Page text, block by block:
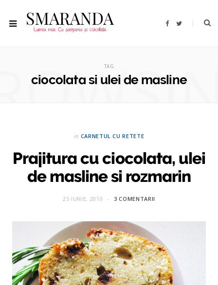
F
T
TAG
ciocolata si ulei de masline
in CARNETUL CU RETETE
Prajitura cu ciocolata, ulei
de masline si rozmarin
25 IUNIE, 2010 3 COMENTARII